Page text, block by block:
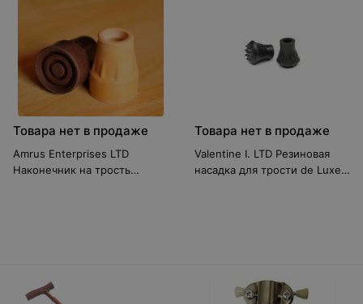
Товара нет в продаже
Amrus Enterprises LTD
Наконечник на трость
Товара нет в продаже
Valentine I. LTD Резиновая
насадка для трости de Luxe,